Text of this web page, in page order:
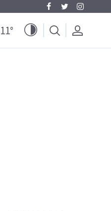
11°